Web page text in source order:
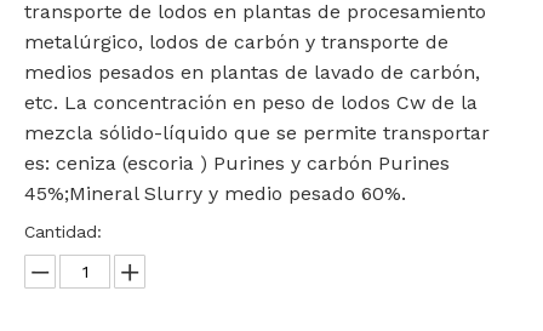
transporte de lodos en plantas de procesamiento
metalúrgico, lodos de carbón y transporte de
medios pesados ​​en plantas de lavado de carbón,
etc. La concentración en peso de lodos Cw de la
mezcla sólido-líquido que se permite transportar
es: ceniza (escoria ) Purines y carbón Purines
45%;Mineral Slurry y medio pesado 60%.
Cantidad: